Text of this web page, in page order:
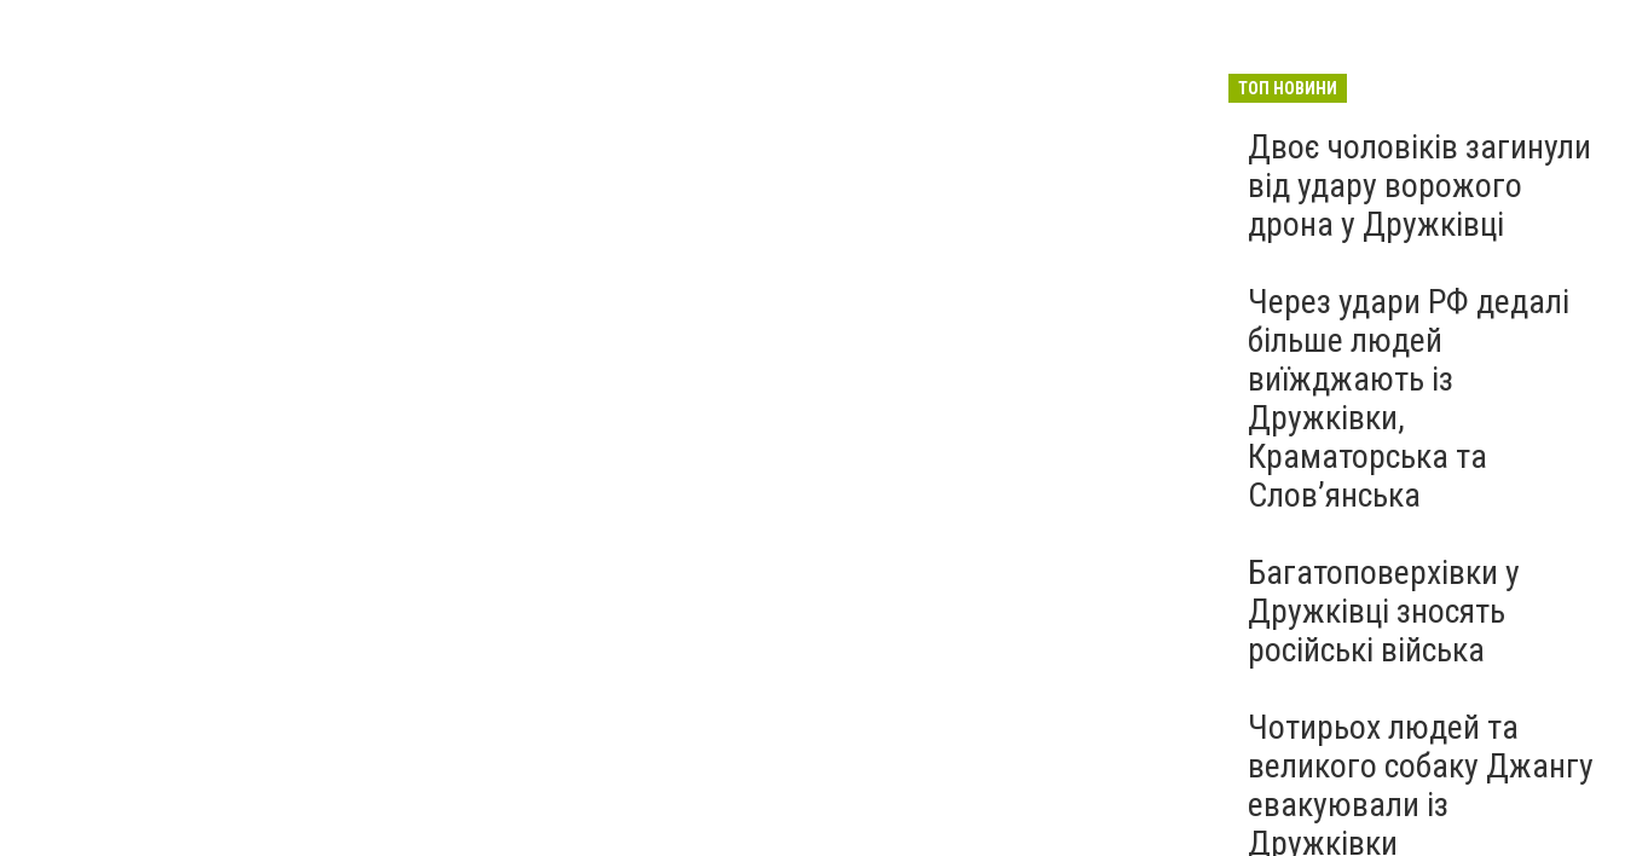
ТОП НОВИНИ
Двоє чоловіків загинули
від удару ворожого
дрона у Дружківці
Через удари РФ дедалі
більше людей
виїжджають із
Дружківки,
Краматорська та
Слов’янська
Багатоповерхівки у
Дружківці зносять
російські війська
Чотирьох людей та
великого собаку Джангу
евакуювали із
Дружківки